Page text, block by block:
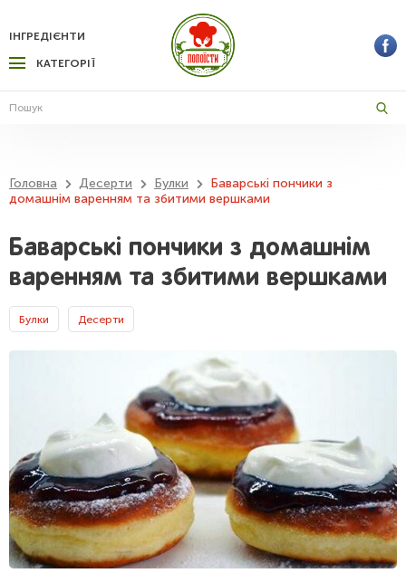
КАТЕГОРІЇ
ІНГРЕДІЄНТИ
Головна Десерти Булки
Баварські пончики з
домашнім варенням та збитими вершками
Баварські пончики з домашнім
варенням та збитими вершками
Булки Десерти